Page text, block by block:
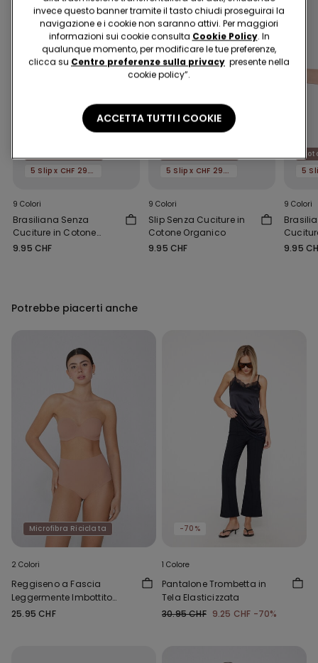
5 Slip x CHF 29.90
9 Colori
Brasiliana Senza
Cuciture in Cotone
Organico
9.95 CHF
5 Slip x CHF 29.90
9 Colori
Slip Senza Cuciture in
Cotone Organico
9.95 CHF
9 Colori
9.95
Potrebbe piacerti anche
Microfibra Riciclata
2 Colori
Reggiseno a Fascia
Leggermente Imbottito
Microfibra Riciclata Full
25.95 CHF
-70%
1 Colore
Pantalone Trombetta in
Tela Elasticizzata
30.95 CHF 9.25 CHF -70%
invece questo banner tramite il tasto chiudi proseguirai la
navigazione e i cookie non saranno attivi. Per maggiori
informazioni sui cookie consulta Cookie Policy. In
qualunque momento, per modificare le tue preferenze,
clicca su Centro preferenze sulla privacy presente nella
cookie policy”.
ACCETTA TUTTI I COOKIE